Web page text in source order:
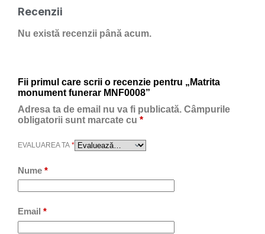
Recenzii
Nu există recenzii până acum.
Fii primul care scrii o recenzie pentru „Matrita
monument funerar MNF0008”
Adresa ta de email nu va fi publicată. Câmpurile
obligatorii sunt marcate cu *
EVALUAREA TA *
Nume *
Email *